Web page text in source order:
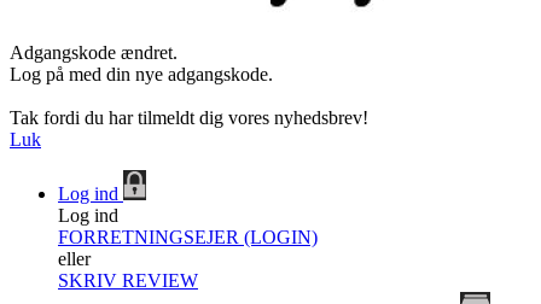
Adgangskode ændret.
Log på med din nye adgangskode.
Tak fordi du har tilmeldt dig vores nyhedsbrev!
Luk
Log ind
Log ind
FORRETNINGSEJER (LOGIN)
eller
SKRIV REVIEW